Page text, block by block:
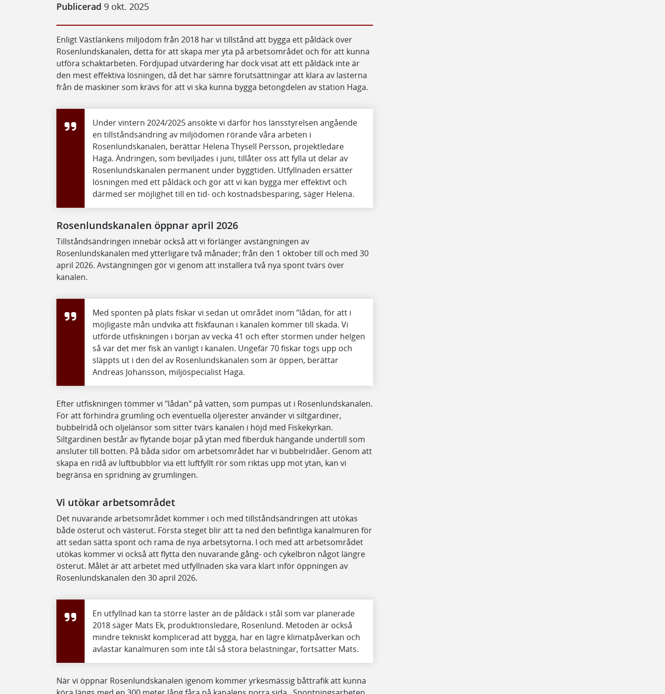
Publicerad 9 okt. 2025
Enligt Västlänkens miljödom från 2018 har vi tillstånd att bygga ett påldäck över
Rosenlundskanalen, detta för att skapa mer yta på arbetsområdet och för att kunna
utföra schaktarbeten. Fördjupad utvärdering har dock visat att ett påldäck inte är
den mest effektiva lösningen, då det har sämre förutsättningar att klara av lasterna
från de maskiner som krävs för att vi ska kunna bygga betongdelen av station Haga.
Under vintern 2024/2025 ansökte vi därför hos länsstyrelsen angående
en tillståndsändring av miljödomen rörande våra arbeten i
Rosenlundskanalen, berättar Helena Thysell Persson, projektledare
Haga. Ändringen, som beviljades i juni, tillåter oss att fylla ut delar av
Rosenlundskanalen permanent under byggtiden. Utfyllnaden ersätter
lösningen med ett påldäck och gör att vi kan bygga mer effektivt och
därmed ser möjlighet till en tid- och kostnadsbesparing, säger Helena.
Rosenlundskanalen öppnar april 2026
Tillståndsändringen innebär också att vi förlänger avstängningen av
Rosenlundskanalen med ytterligare två månader; från den 1 oktober till och med 30
april 2026. Avstängningen gör vi genom att installera två nya spont tvärs över
kanalen.
Med sponten på plats fiskar vi sedan ut området inom ”lådan, för att i
möjligaste mån undvika att fiskfaunan i kanalen kommer till skada. Vi
utförde utfiskningen i början av vecka 41 och efter stormen under helgen
så var det mer fisk än vanligt i kanalen. Ungefär 70 fiskar togs upp och
släppts ut i den del av Rosenlundskanalen som är öppen, berättar
Andreas Johansson, miljöspecialist Haga.
Efter utfiskningen tömmer vi "lådan" på vatten, som pumpas ut i Rosenlundskanalen.
För att förhindra grumling och eventuella oljerester använder vi siltgardiner,
bubbelridå och oljelänsor som sitter tvärs kanalen i höjd med Fiskekyrkan.
Siltgardinen består av flytande bojar på ytan med fiberduk hängande undertill som
ansluter till botten. På båda sidor om arbetsområdet har vi bubbelridåer. Genom att
skapa en ridå av luftbubblor via ett luftfyllt rör som riktas upp mot ytan, kan vi
begränsa en spridning av grumlingen.
Vi utökar arbetsområdet
Det nuvarande arbetsområdet kommer i och med tillståndsändringen att utökas
både österut och västerut. Första steget blir att ta ned den befintliga kanalmuren för
att sedan sätta spont och rama de nya arbetsytorna. I och med att arbetsområdet
utökas kommer vi också att flytta den nuvarande gång- och cykelbron något längre
österut. Målet är att arbetet med utfyllnaden ska vara klart inför öppningen av
Rosenlundskanalen den 30 april 2026.
En utfyllnad kan ta större laster än de påldäck i stål som var planerade
2018 säger Mats Ek, produktionsledare, Rosenlund. Metoden är också
mindre tekniskt komplicerad att bygga, har en lägre klimatpåverkan och
avlastar kanalmuren som inte tål så stora belastningar, fortsätter Mats.
När vi öppnar Rosenlundskanalen igenom kommer yrkesmässig båttrafik att kunna